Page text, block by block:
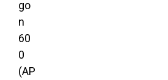
go
n
60
0
(AP